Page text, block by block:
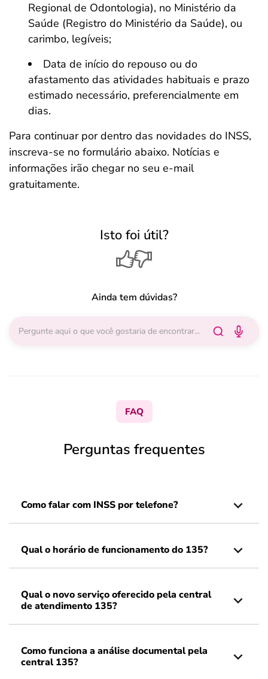
Regional de Odontologia), no Ministério da
Saúde (Registro do Ministério da Saúde), ou
carimbo, legíveis;
Data de início do repouso ou do
afastamento das atividades habituais e prazo
estimado necessário, preferencialmente em
dias.
Para continuar por dentro das novidades do INSS,
inscreva-se no formulário abaixo. Notícias e
informações irão chegar no seu e-mail
gratuitamente.
Isto foi útil?
Ainda tem dúvidas?
FAQ
Perguntas frequentes
Como falar com INSS por telefone?
Qual o horário de funcionamento do 135?
Qual o novo serviço oferecido pela central
de atendimento 135?
Como funciona a análise documental pela
central 135?